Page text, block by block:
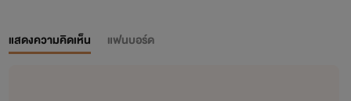
แสดงความคิดเห็น แฟนบอร์ด